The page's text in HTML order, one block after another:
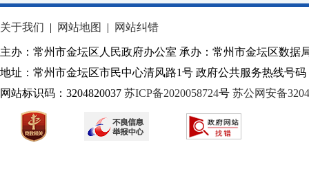
关于我们 | 网站地图 | 网站纠错
主办：常州市金坛区人民政府办公室 承办：常州市金坛区数据
地址：常州市金坛区市民中心清风路1号 政府公共服务热线号码
网站标识码：3204820037 苏ICP备2020058724号 苏公网安备